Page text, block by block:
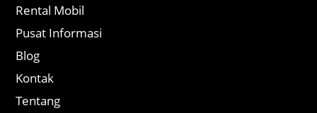
Rental Mobil
Pusat Informasi
Blog
Kontak
Tentang